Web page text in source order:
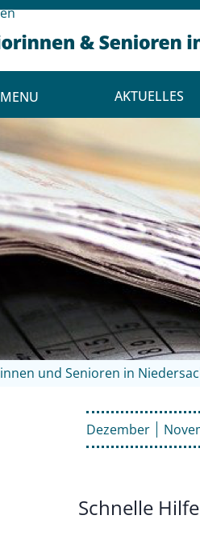
MENU AKTUELLES
und Senioren in
Dezember
Schnelle